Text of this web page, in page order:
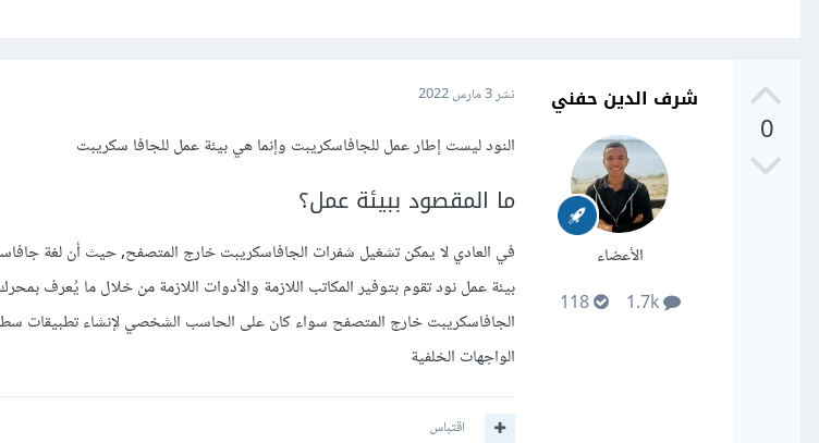
0
شرف الدين حفني
الأعضاء
1.7k
118
نشر3 مارس 2022
النود ليست إطار عمل للجافاسكريبت وإنما هي بيئة عمل للجافا سكريبت
ما المقصود ببيئة عمل؟
في العادي لا يمكن تشغيل شفرات الجافاسكريبت خارج المتصفح, حيث أن لغة
الجافاسكريبت خارج المتصفح سواء كان على الحاسب الشخصي لإنشاء تطبيقات
الواجهات الخلفية
اقتباس